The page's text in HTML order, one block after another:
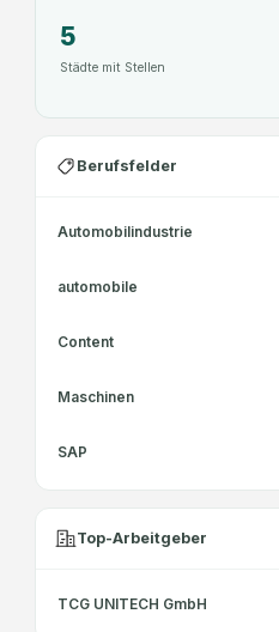
5
Städte mit Stellen
Berufsfelder
Automobilindustrie
automobile
Content
Maschinen
SAP
Top-Arbeitgeber
TCG UNITECH GmbH